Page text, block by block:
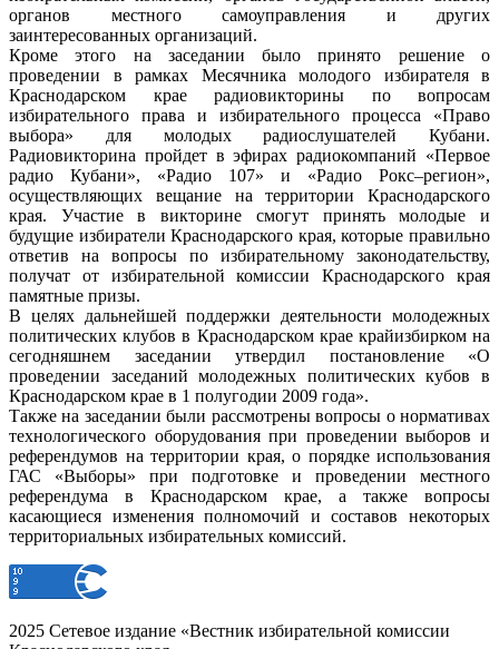
органов местного самоуправления и других
заинтересованных организаций.
Кроме этого на заседании было принято решение о
проведении в рамках Месячника молодого избирателя в
Краснодарском крае радиовикторины по вопросам
избирательного права и избирательного процесса «Право
выбора» для молодых радиослушателей Кубани.
Радиовикторина пройдет в эфирах радиокомпаний «Первое
радио Кубани», «Радио 107» и «Радио Рокс–регион»,
осуществляющих вещание на территории Краснодарского
края. Участие в викторине смогут принять молодые и
будущие избиратели Краснодарского края, которые правильно
ответив на вопросы по избирательному законодательству,
получат от избирательной комиссии Краснодарского края
памятные призы.
В целях дальнейшей поддержки деятельности молодежных
политических клубов в Краснодарском крае крайизбирком на
сегодняшнем заседании утвердил постановление «О
проведении заседаний молодежных политических кубов в
Краснодарском крае в 1 полугодии 2009 года».
Также на заседании были рассмотрены вопросы о нормативах
технологического оборудования при проведении выборов и
референдумов на территории края, о порядке использования
ГАС «Выборы» при подготовке и проведении местного
референдума в Краснодарском крае, а также вопросы
касающиеся изменения полномочий и составов некоторых
территориальных избирательных комиссий.
2025 Сетевое издание «Вестник избирательной комиссии